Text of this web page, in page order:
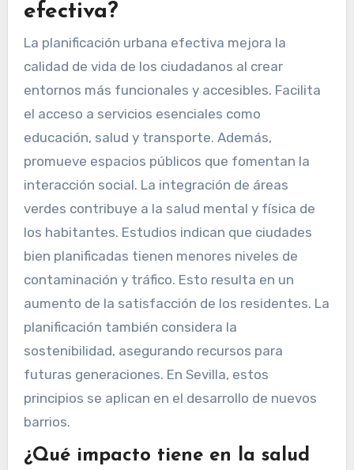
efectiva?
La planificación urbana efectiva mejora la
calidad de vida de los ciudadanos al crear
entornos más funcionales y accesibles. Facilita
el acceso a servicios esenciales como
educación, salud y transporte. Además,
promueve espacios públicos que fomentan la
interacción social. La integración de áreas
verdes contribuye a la salud mental y física de
los habitantes. Estudios indican que ciudades
bien planificadas tienen menores niveles de
contaminación y tráfico. Esto resulta en un
aumento de la satisfacción de los residentes. La
planificación también considera la
sostenibilidad, asegurando recursos para
futuras generaciones. En Sevilla, estos
principios se aplican en el desarrollo de nuevos
barrios.
¿Qué impacto tiene en la salud